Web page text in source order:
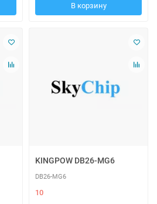
В корзину
KINGPOW DB26-MG6
DB26-MG6
10